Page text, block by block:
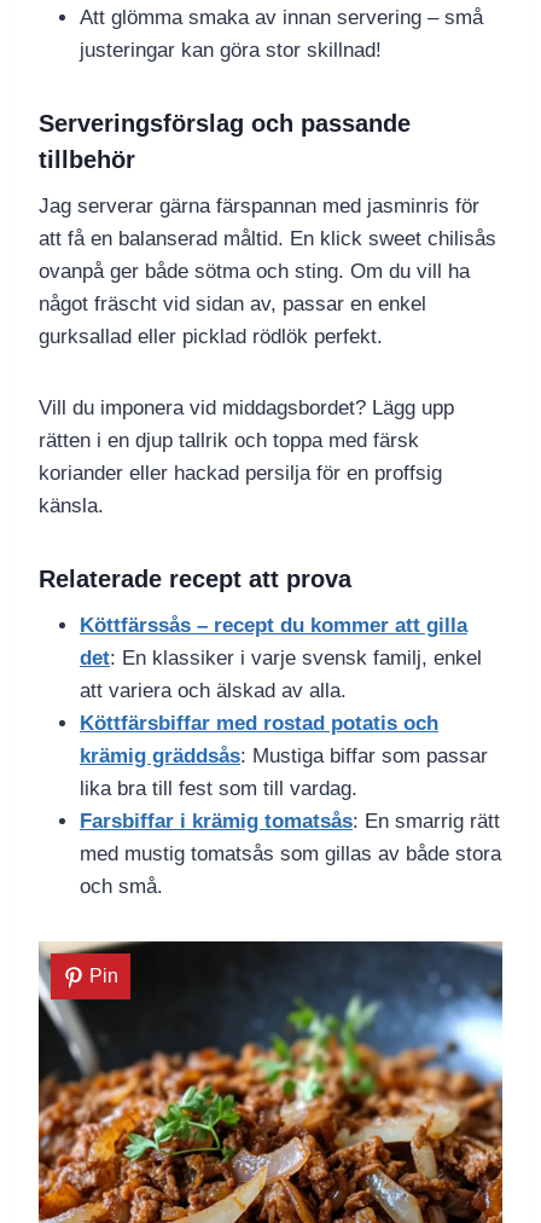
Att glömma smaka av innan servering – små
justeringar kan göra stor skillnad!
Serveringsförslag och passande
tillbehör
Jag serverar gärna färspannan med jasminris för
att få en balanserad måltid. En klick sweet chilisås
ovanpå ger både sötma och sting. Om du vill ha
något fräscht vid sidan av, passar en enkel
gurksallad eller picklad rödlök perfekt.
Vill du imponera vid middagsbordet? Lägg upp
rätten i en djup tallrik och toppa med färsk
koriander eller hackad persilja för en proffsig
känsla.
Relaterade recept att prova
Köttfärssås – recept du kommer att gilla
det: En klassiker i varje svensk familj, enkel
att variera och älskad av alla.
Köttfärsbiffar med rostad potatis och
krämig gräddsås: Mustiga biffar som passar
lika bra till fest som till vardag.
Farsbiffar i krämig tomatsås: En smarrig rätt
med mustig tomatsås som gillas av både stora
och små.
Pin